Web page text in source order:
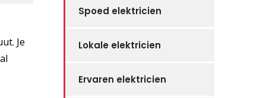
Je
Spoed elektricien
Lokale elektricien
Ervaren elektricien